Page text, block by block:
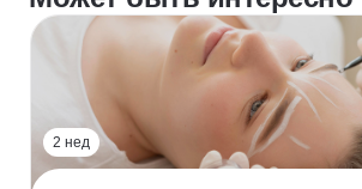
2 нед